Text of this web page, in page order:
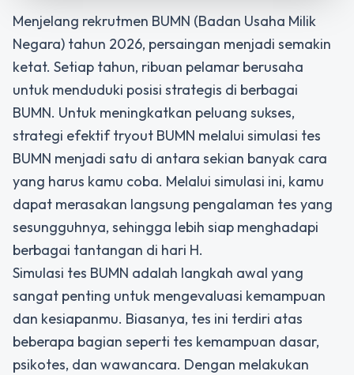
Menjelang rekrutmen BUMN (Badan Usaha Milik
Negara) tahun 2026, persaingan menjadi semakin
ketat. Setiap tahun, ribuan pelamar berusaha
untuk menduduki posisi strategis di berbagai
BUMN. Untuk meningkatkan peluang sukses,
strategi efektif tryout BUMN melalui simulasi tes
BUMN menjadi satu di antara sekian banyak cara
yang harus kamu coba. Melalui simulasi ini, kamu
dapat merasakan langsung pengalaman tes yang
sesungguhnya, sehingga lebih siap menghadapi
berbagai tantangan di hari H.
Simulasi tes BUMN adalah langkah awal yang
sangat penting untuk mengevaluasi kemampuan
dan kesiapanmu. Biasanya, tes ini terdiri atas
beberapa bagian seperti tes kemampuan dasar,
psikotes, dan wawancara. Dengan melakukan